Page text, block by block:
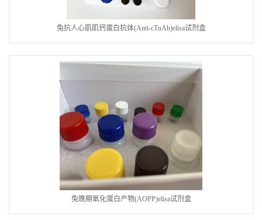
兔抗人心肌肌钙蛋白抗体(Anti-cTnAb)elisa试剂盒
兔晚期氧化蛋白产物(AOPP)elisa试剂盒